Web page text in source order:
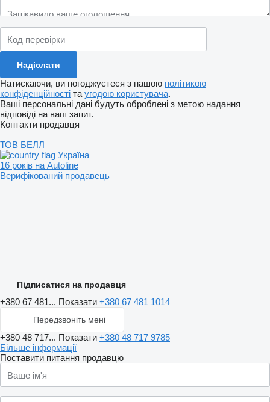
Натискаючи, ви погоджуєтеся з нашою політикою
конфіденційності таугодою користувача.
Ваші персональні дані будуть оброблені з метою надання
відповіді на ваш запит.
Контакти продавця
ТОВ БЕЛЛ
Україна
16 років на Autoline
Верифікований продавець
Підписатися на продавця
+380 67 481... Показати +380 67 481 1014
Передзвоніть мені
+380 48 717... Показати +380 48 717 9785
Більше інформації
Поставити питання продавцю